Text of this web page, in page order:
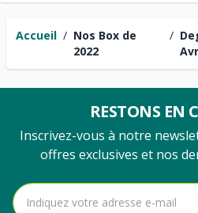
Accueil / Nos Box de
2022
/
RESTONS EN
Inscrivez-vous à notre
offres exclusives et nos